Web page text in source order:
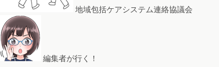
地域包括ケアシステム連絡協議会
編集者が行く！